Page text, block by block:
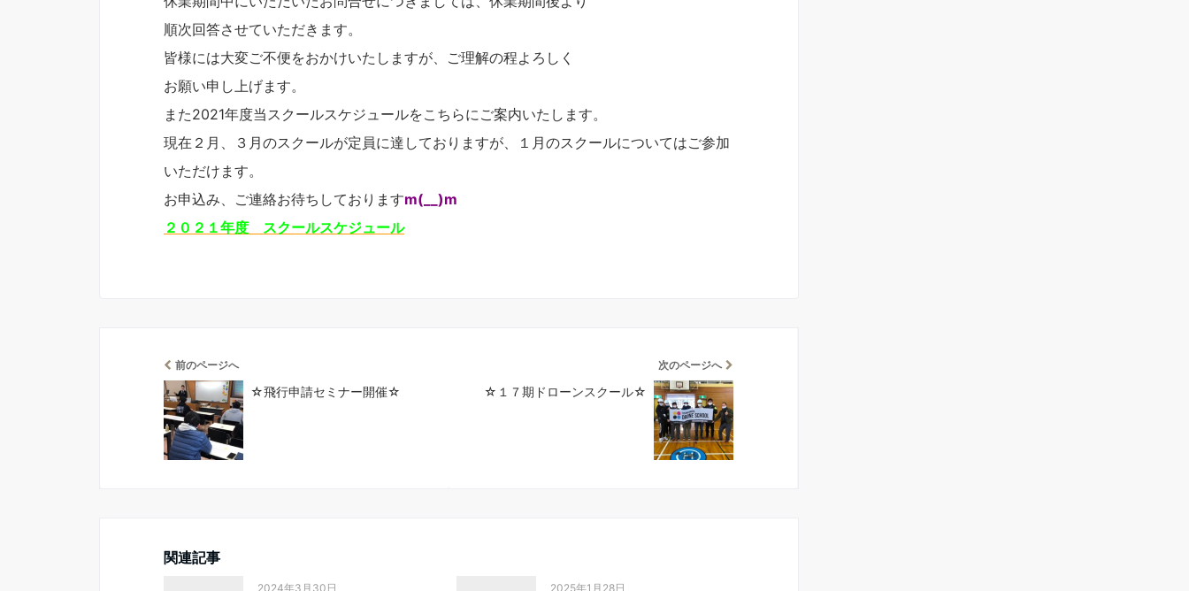
順次回答させていただきます。
皆様には大変ご不便をおかけいたしますが、ご理解の程よろしく
お願い申し上げます。
また2021年度当スクールスケジュールをこちらにご案内いたします。
現在２月、３月のスクールが定員に達しておりますが、１月のスクールについてはご参加
いただけます。
お申込み、ご連絡お待ちしておりますm(__)m
２０２１年度 スクールスケジュール
前のページへ
☆飛行申請セミナー開催☆
次のページへ
☆１７期ドローンスクール☆
関連記事
2024年3月30日 2025年1月28日